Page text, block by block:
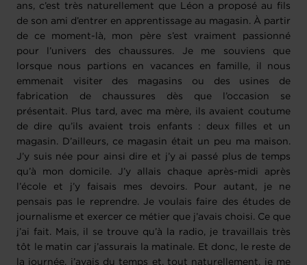
ans, c’est très naturellement que Léon a proposé au fils
de son ami d’entrer en apprentissage au magasin. À partir
de ce moment-là, mon père s’est vraiment passionné
pour l’univers des chaussures. Je me souviens que
lorsque nous partions en vacances en famille, il nous
emmenait visiter des magasins ou des usines de
fabrication de chaussures dès que l’occasion se
présentait. Plus tard, avec ma mère, ils avaient coutume
de dire qu’ils avaient trois enfants : deux filles et un
magasin. D’ailleurs, ce magasin était un peu ma maison.
J’y suis née pour ainsi dire et j’y ai passé plus de temps
qu’à mon domicile. J’y allais chaque après-midi après
l’école et j’y faisais mes devoirs. Pour autant, je ne
pensais pas le reprendre. Je voulais faire des études de
journalisme et exercer ce métier que j’avais choisi. Ce que
j’ai fait. Mais, il se trouve qu’à la radio, je travaillais très
tôt le matin car j’assurais la matinale. Et donc, le reste de
la journée, j’avais du temps et, tout naturellement, je me